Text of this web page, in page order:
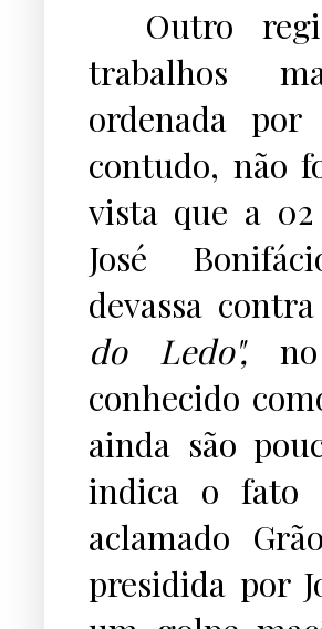
Outro
trabalhos
ordenada
contudo, não
vista que a 02
José
devassa
do Ledo",
conhecido
ainda são
indica o fato
aclamado
presidida por